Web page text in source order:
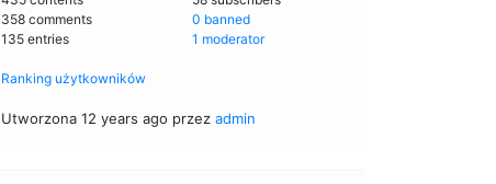
358 comments
135 entries
0 banned
1 moderator
Ranking użytkowników
Utworzona 12 years ago przez admin